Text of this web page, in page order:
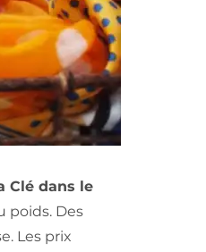
Clé dans le
poids. Des
Les prix